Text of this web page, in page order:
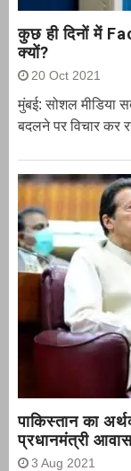
कुछ ही दिनों में
क्यों?
20 Oct 2021
मुंबई: सोशल मीडिया
बदलने पर विचार कर
पाकिस्तान का
प्रधानमंत्री
3 Aug 2021